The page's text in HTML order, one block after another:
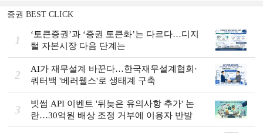
증권 BEST CLICK
1
‘토큰증권’과 ‘증권 토큰화’는 다르다…디지
털 자본시장 다음 단계는
2
AI가 재무설계 바꾼다…한국재무설계협회·
쿼터백 '베러웰스'로 생태계 구축
3
빗썸 API 이벤트 '뒤늦은 유의사항 추가' 논
란…30억원 배상 조정 거부에 이용자 반발